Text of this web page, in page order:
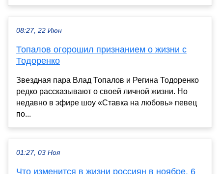
08:27, 22 Июн
Топалов огорошил признанием о жизни с
Тодоренко
Звездная пара Влад Топалов и Регина Тодоренко
редко рассказывают о своей личной жизни. Но
недавно в эфире шоу «Ставка на любовь» певец
по...
01:27, 03 Ноя
Что изменится в жизни россиян в ноябре. 6